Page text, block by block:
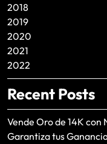
2018
2019
2020
2021
2022
Recent Posts
Vende Oro de 14K
Garantiza tus